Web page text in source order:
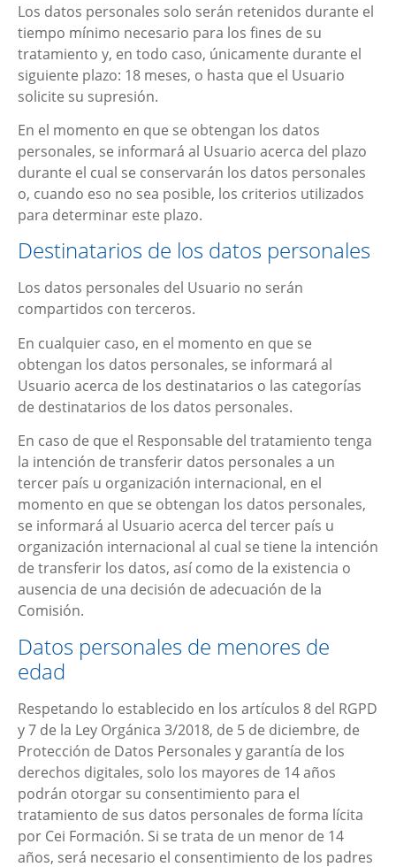
Los datos personales solo serán retenidos durante el
tiempo mínimo necesario para los fines de su
tratamiento y, en todo caso, únicamente durante el
siguiente plazo: 18 meses, o hasta que el Usuario
solicite su supresión.
En el momento en que se obtengan los datos
personales, se informará al Usuario acerca del plazo
durante el cual se conservarán los datos personales
o, cuando eso no sea posible, los criterios utilizados
para determinar este plazo.
Destinatarios de los datos personales
Los datos personales del Usuario no serán
compartidos con terceros.
En cualquier caso, en el momento en que se
obtengan los datos personales, se informará al
Usuario acerca de los destinatarios o las categorías
de destinatarios de los datos personales.
En caso de que el Responsable del tratamiento tenga
la intención de transferir datos personales a un
tercer país u organización internacional, en el
momento en que se obtengan los datos personales,
se informará al Usuario acerca del tercer país u
organización internacional al cual se tiene la intención
de transferir los datos, así como de la existencia o
ausencia de una decisión de adecuación de la
Comisión.
Datos personales de menores de
edad
Respetando lo establecido en los artículos 8 del RGPD
y 7 de la Ley Orgánica 3/2018, de 5 de diciembre, de
Protección de Datos Personales y garantía de los
derechos digitales, solo los mayores de 14 años
podrán otorgar su consentimiento para el
tratamiento de sus datos personales de forma lícita
por Cei Formación. Si se trata de un menor de 14
años, será necesario el consentimiento de los padres